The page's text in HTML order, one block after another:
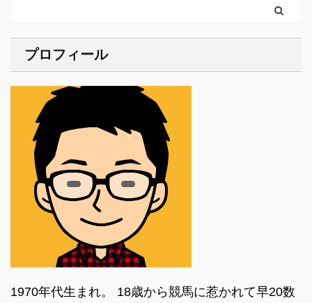
プロフィール
1970年代生まれ。 18歳から競馬に惹かれて早20数